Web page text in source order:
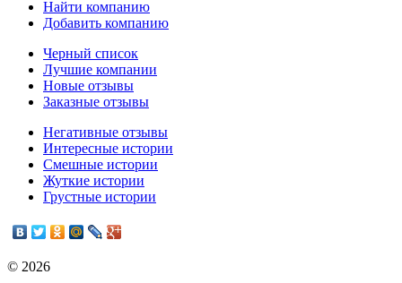
Найти компанию
Добавить компанию
Черный список
Лучшие компании
Новые отзывы
Заказные отзывы
Негативные отзывы
Интересные истории
Смешные истории
Жуткие истории
Грустные истории
© 2026